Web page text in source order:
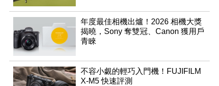
年度最佳相機出爐！2026 相機大獎
揭曉，Sony 奪雙冠、Canon 獲用戶
青睞
不容小覷的輕巧入門機！FUJIFILM
X-M5 快速評測